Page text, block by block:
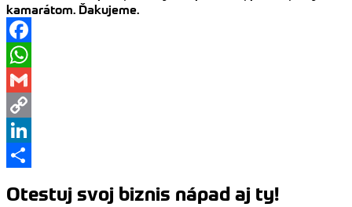
kamarátom. Ďakujeme.
Facebook
WhatsApp
Gmail
Copy
Link
LinkedIn
Otestuj svoj biznis nápad aj ty!